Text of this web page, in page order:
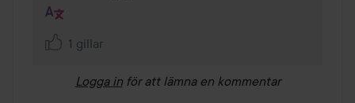
1 gillar
Logga in för att lämna en kommentar